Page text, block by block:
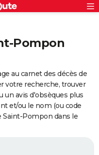
Pompon
au carnet des décès de
votre recherche, trouver
un avis d'obsèques plus
et/ou le nom (ou code
Saint-Pompon dans le